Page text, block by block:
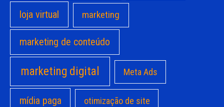
loja virtual marketing
marketing de conteúdo
marketing digital Meta Ads
mídia paga otimização de site